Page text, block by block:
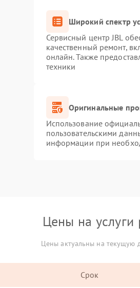
Широкий спектр
Сервисный центр JBL
качественный ремонт,
онлайн. Также
техники
Оригинальные
Использование
пользовательскими
информации при
Цены на услуги
Цены актуальны на текущую
Срок